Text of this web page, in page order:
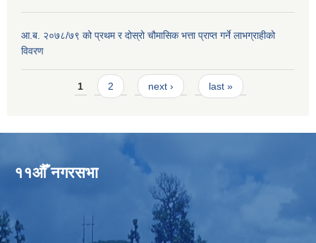
आ.ब. २०७८/७९ को प्रथम र दोस्रो चौमासिक भत्ता प्राप्त गर्ने लाभग्राहीको
विवरण
Pages1 2 next › last »
११औँ नगरसभा